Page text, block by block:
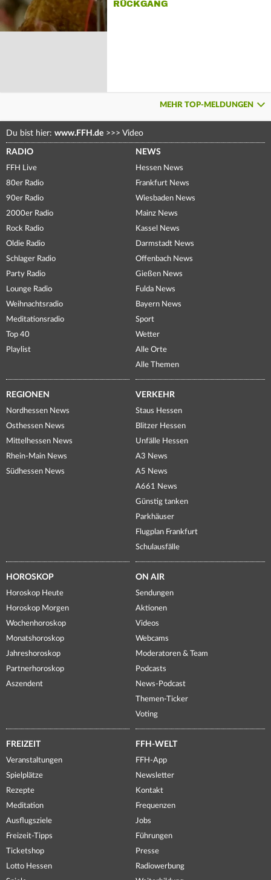
ÜCKGANG
MEHR TOP-MELDUNGEN
Du bist hier: www.FFH.de >>> Video
RADIO
FFH Live
80er Radio
90er Radio
2000er Radio
Rock Radio
Oldie Radio
Schlager Radio
Party Radio
Lounge Radio
Weihnachtsradio
Meditationsradio
Top 40
Playlist
NEWS
Hessen News
Frankfurt News
Wiesbaden News
Mainz News
Kassel News
Darmstadt News
Offenbach News
Gießen News
Fulda News
Bayern News
Sport
Wetter
Alle Orte
Alle Themen
REGIONEN
Nordhessen News
Osthessen News
Mittelhessen News
Rhein-Main News
Südhessen News
VERKEHR
Staus Hessen
Blitzer Hessen
Unfälle Hessen
A3 News
A5 News
A661 News
Günstig tanken
Parkhäuser
Flugplan Frankfurt
Schulausfälle
HOROSKOP
Horoskop Heute
Horoskop Morgen
Wochenhoroskop
Monatshoroskop
Jahreshoroskop
Partnerhoroskop
Aszendent
ON AIR
Sendungen
Aktionen
Videos
Webcams
Moderatoren & Team
Podcasts
News-Podcast
Themen-Ticker
Voting
FREIZEIT
Veranstaltungen
Spielplätze
Rezepte
Meditation
Ausflugsziele
Freizeit-Tipps
Ticketshop
Lotto Hessen
FFH-WELT
FFH-App
Newsletter
Kontakt
Frequenzen
Jobs
Führungen
Presse
Radiowerbung